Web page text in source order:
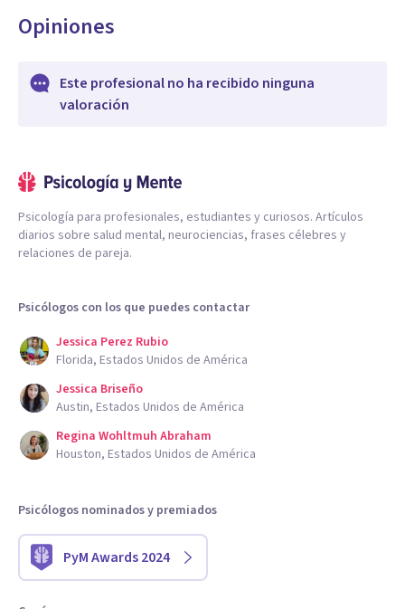
Opiniones
Este profesional no ha recibido ninguna
valoración
Psicología para profesionales, estudiantes y curiosos. Artículos
diarios sobre salud mental, neurociencias, frases célebres y
relaciones de pareja.
Psicólogos con los que puedes contactar
Jessica Perez Rubio
Florida, Estados Unidos de América
Jessica Briseño
Austin, Estados Unidos de América
Regina Wohltmuh Abraham
Houston, Estados Unidos de América
Psicólogos nominados y premiados
PyM Awards 2024